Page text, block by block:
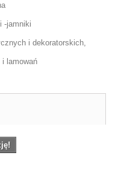
-jamniki
i dekoratorskich,
lamowań